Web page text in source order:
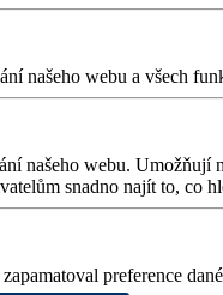
našeho webu a všech
našeho webu. Umožňují
snadno najít to, co
preference